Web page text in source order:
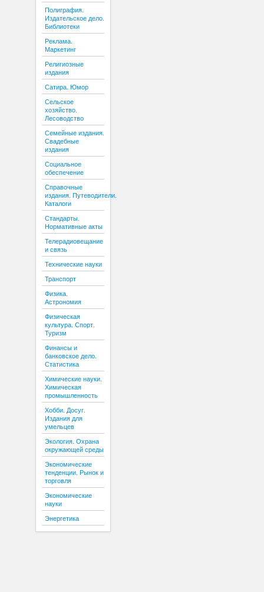
Полиграфия.
Издательское дело.
Библиотеки
Реклама.
Маркетинг
Религиозные
издания
Сатира. Юмор
Сельское
хозяйство.
Лесоводство
Семейные издания.
Свадебные
издания
Социальное
обеспечение
Справочные
издания. Путеводители.
Каталоги
Стандарты.
Нормативные акты
Телерадиовещание
и связь
Технические науки
Транспорт
Физика.
Астрономия
Физическая
культура. Спорт.
Туризм
Финансы и
банковское дело.
Статистика
Химические науки.
Химическая
промышленность
Хобби. Досуг.
Издания для
умельцев
Экология. Охрана
окружающей среды
Экономические
тенденции. Рынок и
торговля
Экономические
науки
Энергетика